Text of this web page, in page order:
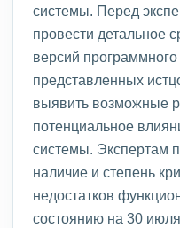
системы. Перед
провести детальное
версий
представленных
выявить возможные
потенциальное
системы. Экспертам
наличие и степень
недостатков
состоянию на 30